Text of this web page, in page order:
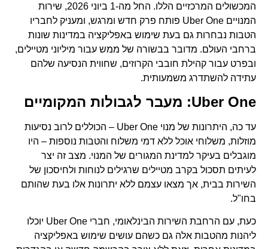
המכשולים המרכזיים הללו. החל מה-1 ביוני 2026, שירות
המנויים Uber One פותח פרק חדש ומרגש, ומעניק לחבריו
הטבות נבחרות גם בעת שימוש באפליקציה במדינות שונות
ברחבי העולם. מדובר בבשורה של ממש עבור מיליוני מטיילים,
ובפרט עבור קהילת חובבי הקרוזים, שחווית הנסיעה שלהם
עתידה להשתדרג משמעותית.
Uber One: מעבר לגבולות המקומיים
עד כה, היתרונות של מנוי Uber One – הכוללים לרוב נסיעות
מוזלות, משלוחי אוכל ללא דמי משלוח והטבות נוספות – היו
מוגבלים בעיקר למדינת המגורים של המנוי. מצב זה יצר
לעיתים תסכול בקרב מטיילים שרגילים לנוחות ולחיסכון של
השירות בבית, אך מצאו עצמם ללא יתרונות אלו בעת שהותם
בחו"ל.
כעת, עם הרחבת השירות הבינלאומי, חברי Uber One יוכלו
ליהנות מהטבות אלה גם כשהם עושים שימוש באפליקציה